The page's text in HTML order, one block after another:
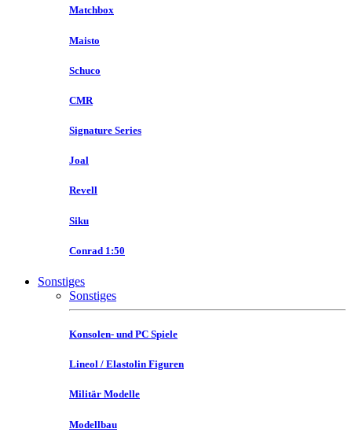
Matchbox
Maisto
Schuco
CMR
Signature Series
Joal
Revell
Siku
Conrad 1:50
Sonstiges
Sonstiges
Konsolen- und PC Spiele
Lineol / Elastolin Figuren
Militär Modelle
Modellbau